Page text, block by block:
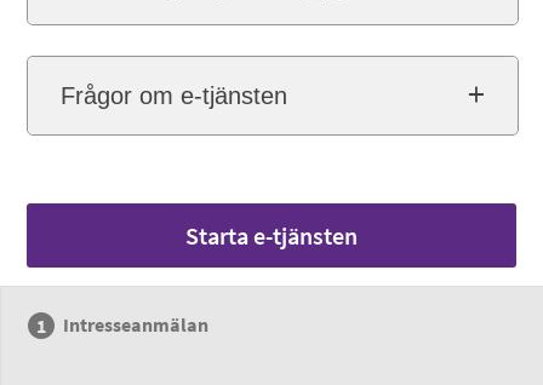
Frågor om e-tjänsten
Starta e-tjänsten
Intresseanmälan